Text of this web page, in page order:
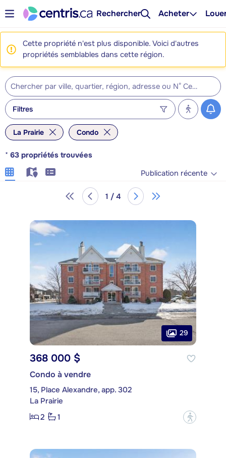
Rechercher Acheter
Cette propriété n'est plus disponible. Voici d'autres
propriétés semblables dans cette région.
Filtres
La Prairie Condo
* 63 propriétés trouvées
Publication récente
1 / 4
29
368 000 $
Condo à vendre
15, Place Alexandre, app. 302
La Prairie
2
1 ?